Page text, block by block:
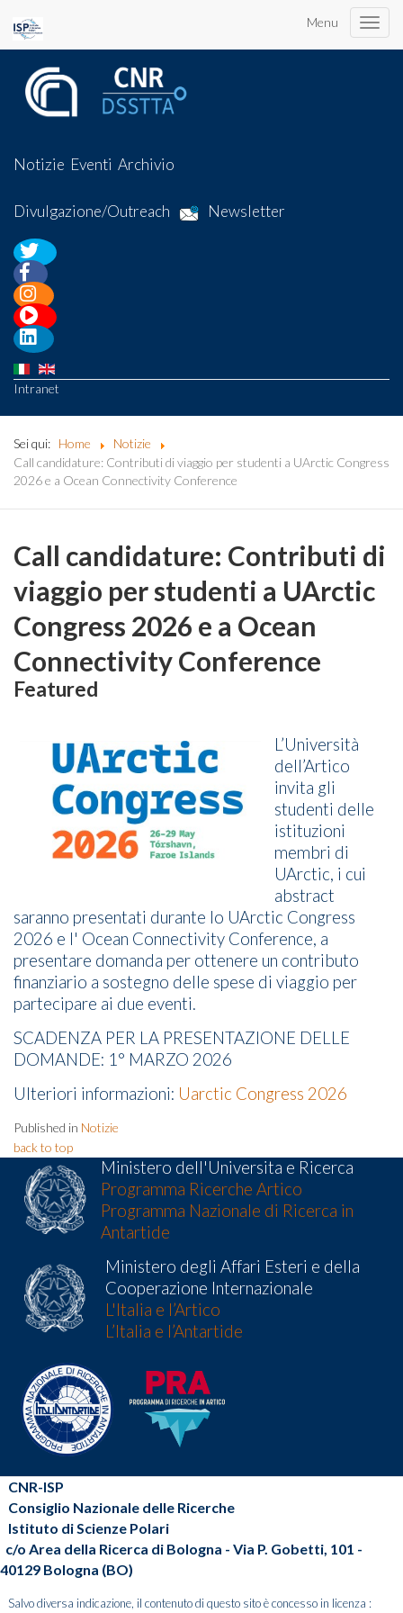
Menu
Toggle
Notizie Eventi Archivio
Divulgazione/Outreach Newsletter
Intranet
Sei qui: Home
Notizie
Call candidature: Contributi di viaggio per studenti a UArctic Congress
2026 e a Ocean Connectivity Conference
Call candidature: Contributi di
viaggio per studenti a UArctic
Congress 2026 e a Ocean
Connectivity Conference
Featured
L’Università
dell’Artico
invita gli
studenti delle
istituzioni
membri di
UArctic, i cui
abstract
saranno presentati durante lo UArctic Congress
2026 e l' Ocean Connectivity Conference, a
presentare domanda per ottenere un contributo
finanziario a sostegno delle spese di viaggio per
partecipare ai due eventi.
SCADENZA PER LA PRESENTAZIONE DELLE
DOMANDE: 1° MARZO 2026
Ulteriori informazioni: Uarctic Congress 2026
Published in Notizie
back to top
Ministero dell'Universita e Ricerca
Programma Ricerche Artico
Programma Nazionale di Ricerca in
Antartide
Ministero degli Affari Esteri e della
Cooperazione Internazionale
L'Italia e l’Artico
L’Italia e l’Antartide
CNR-ISP
Consiglio Nazionale delle Ricerche
Istituto di Scienze Polari
c/o Area della Ricerca di Bologna - Via P. Gobetti, 101 -
40129 Bologna (BO)
Salvo diversa indicazione, il contenuto di questo sito è concesso in licenza :